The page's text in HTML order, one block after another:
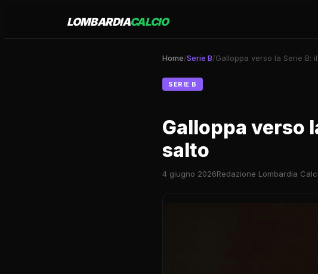
LOMBARDIACALCIO
Home/Serie B/Galloppa verso la Serie B:
SERIE B
Galloppa verso
salto
4 giugno 2026Redazione Lombardia